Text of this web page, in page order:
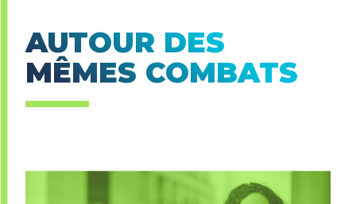
AUTOUR DES
MÊMES COMBATS